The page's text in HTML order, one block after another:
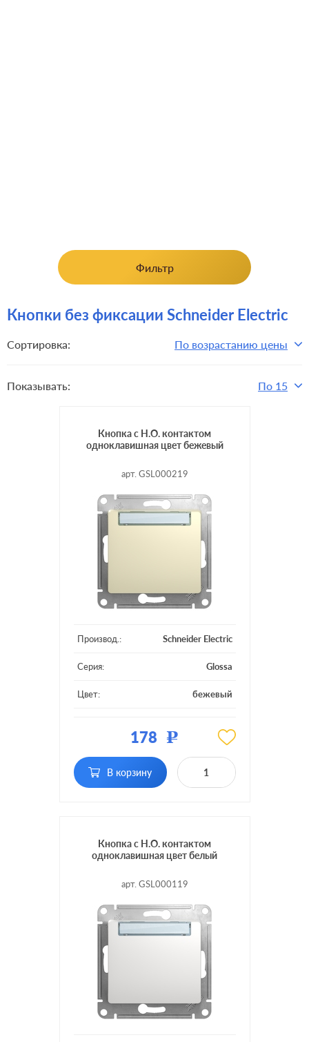
Фильтр
Кнопки без фиксации Schneider Electric
Сортировка: По возрастанию цены
Показывать: По 15
Кнопка с Н.О. контактом
одноклавишная цвет бежевый
арт. GSL000219
Производ.: Schneider Electric
Серия: Glossa
Цвет: бежевый
178 Р
В корзину
Кнопка с Н.О. контактом
одноклавишная цвет белый
арт. GSL000119